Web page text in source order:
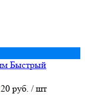
Быстрый
20 руб. / шт